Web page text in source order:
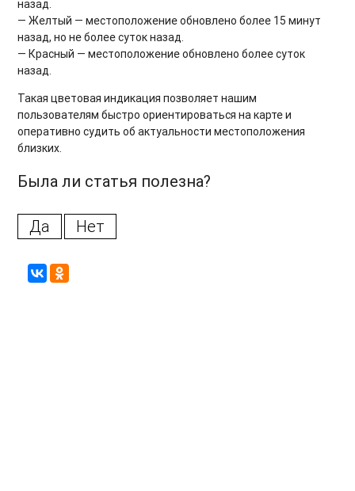
назад.
— Желтый — местоположение обновлено более 15 минут
назад, но не более суток назад.
— Красный — местоположение обновлено более суток
назад.
Такая цветовая индикация позволяет нашим
пользователям быстро ориентироваться на карте и
оперативно судить об актуальности местоположения
близких.
Была ли статья полезна?
Да Нет